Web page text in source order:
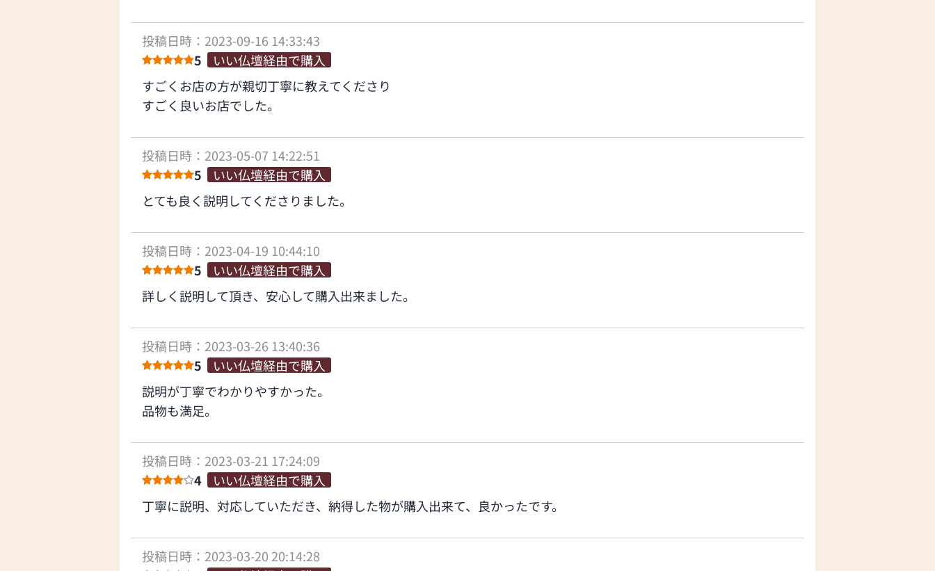
投稿日時：2023-09-16 14:33:43
5
いい仏壇経由で購入
すごくお店の方が親切丁寧に教えてくださり
すごく良いお店でした。
投稿日時：2023-05-07 14:22:51
5
いい仏壇経由で購入
とても良く説明してくださりました。
投稿日時：2023-04-19 10:44:10
5
いい仏壇経由で購入
詳しく説明して頂き、安心して購入出来ました。
投稿日時：2023-03-26 13:40:36
5
いい仏壇経由で購入
説明が丁寧でわかりやすかった。
品物も満足。
投稿日時：2023-03-21 17:24:09
4
いい仏壇経由で購入
丁寧に説明、対応していただき、納得した物が購入出来て、良かったです。
投稿日時：2023-03-20 20:14:28